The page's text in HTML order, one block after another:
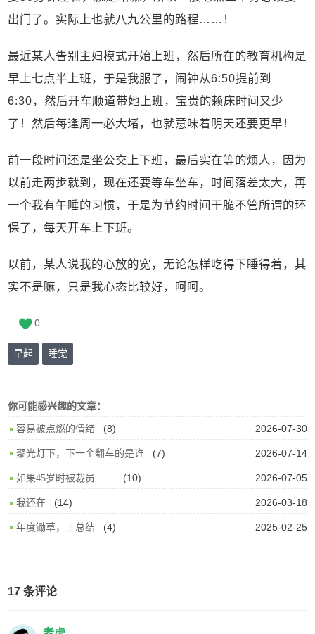
出门了。实际上也就八九公里的路程……！
最近某人告别主妇模式开始上班，然后所在的教育机构是
早上七点半上班，于是我服了，闹钟从6:50提前到
6:30，然后开车顺道带她上班，宝贵的赖床时间又少
了！然后每逢周一必大堵，也就意味着明天还要更早！
前一段时间还是坐公交上下班，最后实在等的烦人，因为
以前走两步就到，现在还要等车坐车，时间落差太大，再
一个我有午睡的习惯，于是为节约时间干脆不管所谓的环
保了，每天开车上下班。
以前，某人说我的心放的宽，无论怎样吃得下睡得着，其
实不是嘛，只是我心态比较好，呵呵。
0
早起 睡觉
你可能感兴趣的文章：
2026-07-30
容易被点燃的情绪 (8)
2026-07-14
聚光灯下，下一个翻车的是谁 (7)
2026-07-05
如果45岁时被裁员…… (10)
2026-03-18
我还在 (14)
2025-02-25
年度锄草，上总结 (4)
17 条评论